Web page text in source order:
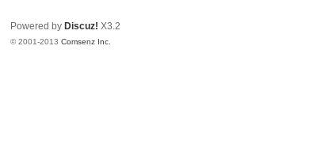
Powered by Discuz! X3.2
© 2001-2013Comsenz Inc.